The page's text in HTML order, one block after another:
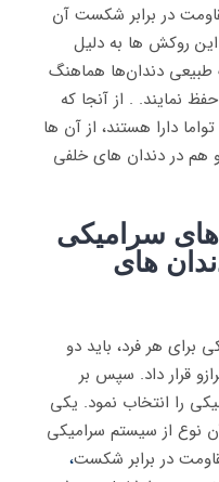
در برابر شکست آن
است. این روکش ها به دلیل
طبیعی دندان‌ها هماهنگ
نمایند. . از آنجا که
دارا هستند، از آن ها
هم در دندان های خلفی
سرامیکی
های
برای هر فرد، باید دو
قرار داد. سپس بر
را انتخاب نمود. یکی
نوع از سیستم سرامیکی
در برابر شکست،